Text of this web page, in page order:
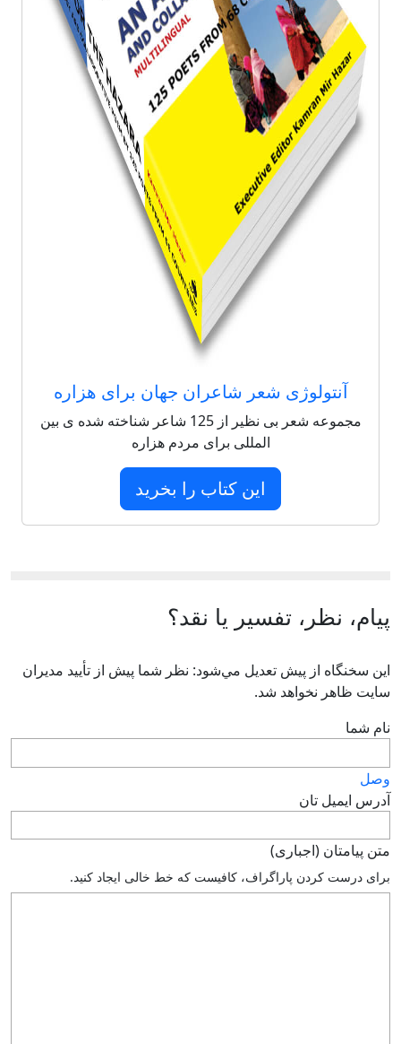
آنتولوژی شعر شاعران جهان برای هزاره
مجموعه شعر بی نظیر از 125 شاعر شناخته شده ی بین
المللی برای مردم هزاره
این کتاب را بخرید
پیام، نظر، تفسیر یا نقد؟
اين سخنگاه از پيش تعديل مي‌شود: نظر شما پيش از تأييد مديران
سايت ظاهر نخواهد شد.
نام شما
وصل
آدرس ايميل تان
متن پيامتان (اجباری)
براى درست كردن پاراگراف، كافيست كه خط خالى ايجاد كنيد.